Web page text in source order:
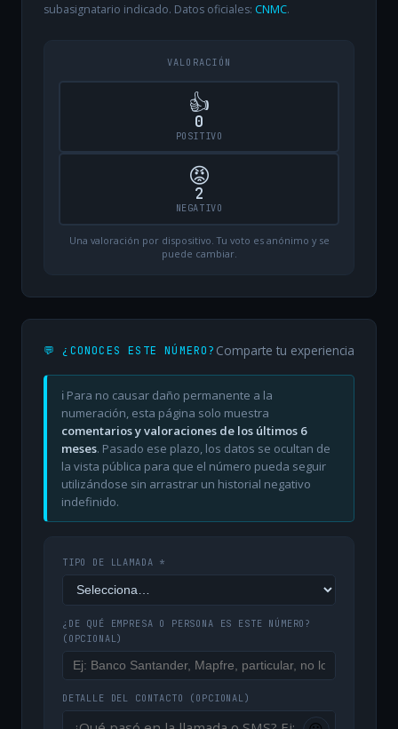
subasignatario indicado. Datos oficiales: CNMC.
VALORACIÓN
👍
0
POSITIVO
😡
2
NEGATIVO
Una valoración por dispositivo. Tu voto es anónimo y se
puede cambiar.
💬 ¿CONOCES ESTE NÚMERO? Comparte tu experiencia
ℹ️ Para no causar daño permanente a la
numeración, esta página solo muestra
comentarios y valoraciones de los últimos 6
meses. Pasado ese plazo, los datos se ocultan de
la vista pública para que el número pueda seguir
utilizándose sin arrastrar un historial negativo
indefinido.
TIPO DE LLAMADA *
¿DE QUÉ EMPRESA O PERSONA ES ESTE NÚMERO?
(OPCIONAL)
DETALLE DEL CONTACTO (OPCIONAL)